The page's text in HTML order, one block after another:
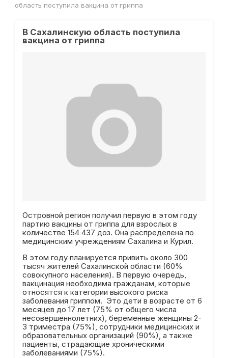
область поступила вакцина от гриппа
В Сахалинскую область поступила
вакцина от гриппа
Островной регион получил первую в этом году
партию вакцины от гриппа для взрослых в
количестве 154 437 доз. Она распределена по
медицинским учреждениям Сахалина и Курил.
В этом году планируется привить около 300
тысяч жителей Сахалинской области (60%
совокупного населения). В первую очередь,
вакцинация необходима гражданам, которые
относятся к категории высокого риска
заболевания гриппом. Это дети в возрасте от 6
месяцев до 17 лет (75% от общего числа
несовершеннолетних), беременные женщины 2-
3 триместра (75%), сотрудники медицинских и
образовательных организаций (90%), а также
пациенты, страдающие хроническими
заболеваниями (75%).